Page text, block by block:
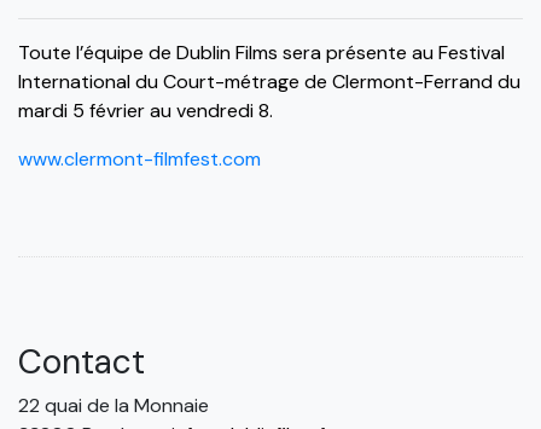
Toute l’équipe de Dublin Films sera présente au Festival
International du Court-métrage de Clermont-Ferrand du
mardi 5 février au vendredi 8.
www.clermont-filmfest.com
Contact
22 quai de la Monnaie